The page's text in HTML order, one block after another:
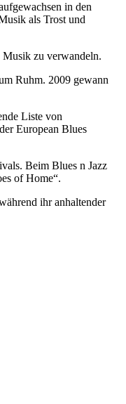
in den
als Trost und
Musik zu verwandeln.
Ruhm. 2009 gewann
Liste von
European Blues
Beim Blues n Jazz
of Home“.
ihr anhaltender